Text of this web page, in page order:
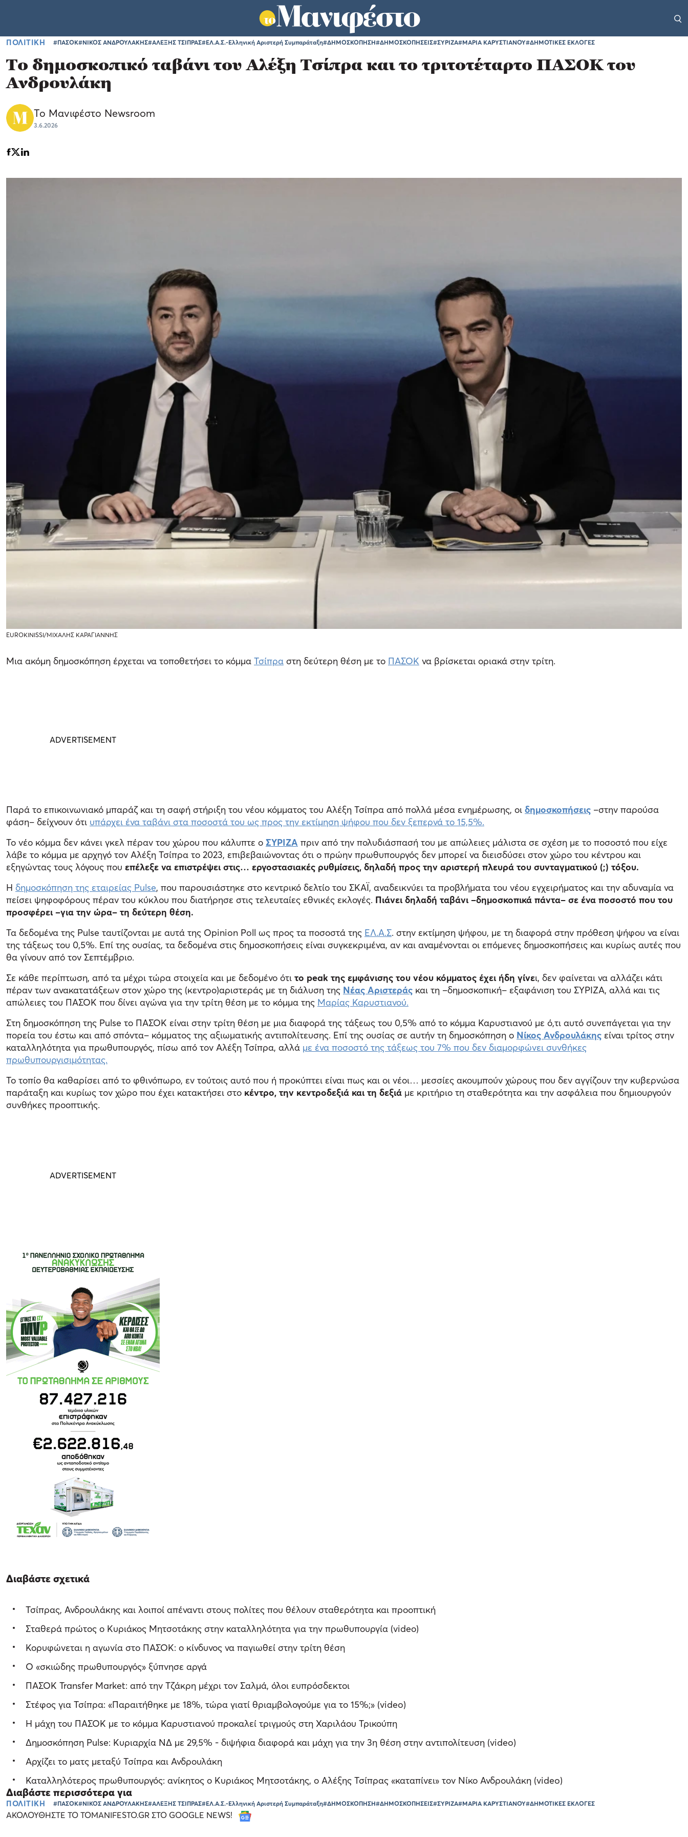
ΠΟΛΙΤΙΚΗ #ΠΑΣΟΚ#ΝΙΚΟΣ ΑΝΔΡΟΥΛΑΚΗΣ#ΑΛΕΞΗΣ ΤΣΙΠΡΑΣ#ΕΛ.Α.Σ.-Ελληνική Αριστερή Συμπαράταξη#ΔΗΜΟΣΚΟΠΗΣΗ#ΔΗΜΟΣΚΟΠΗΣΕΙΣ#ΣΥΡΙΖΑ#ΜΑΡΙΑ ΚΑΡΥΣΤΙΑΝΟΥ#ΔΗΜΟΤΙΚΕΣ ΕΚΛΟΓΕΣ
Το δημοσκοπικό ταβάνι του Αλέξη Τσίπρα και το τριτοτέταρτο ΠΑΣΟΚ του
Ανδρουλάκη
Το Μανιφέστο Newsroom
3.6.2026
EUROKINISSΙ/ΜΙΧΑΛΗΣ ΚΑΡΑΓΙΑΝΝΗΣ
Μια ακόμη δημοσκόπηση έρχεται να τοποθετήσει το κόμμα Τσίπρα στη δεύτερη θέση με το ΠΑΣΟΚ να βρίσκεται οριακά στην τρίτη.
Παρά το επικοινωνιακό μπαράζ και τη σαφή στήριξη του νέου κόμματος του Αλέξη Τσίπρα από πολλά μέσα ενημέρωσης, οι δημοσκοπήσεις –στην παρούσα
φάση– δείχνουν ότι υπάρχει ένα ταβάνι στα ποσοστά του ως προς την εκτίμηση ψήφου που δεν ξεπερνά το 15,5%.
Το νέο κόμμα δεν κάνει γκελ πέραν του χώρου που κάλυπτε ο ΣΥΡΙΖΑ πριν από την πολυδιάσπασή του με απώλειες μάλιστα σε σχέση με το ποσοστό που είχε
λάβε το κόμμα με αρχηγό τον Αλέξη Τσίπρα το 2023, επιβεβαιώνοντας ότι ο πρώην πρωθυπουργός δεν μπορεί να διεισδύσει στον χώρο του κέντρου και
εξηγώντας τους λόγους που επέλεξε να επιστρέψει στις… εργοστασιακές ρυθμίσεις, δηλαδή προς την αριστερή πλευρά του συνταγματικού (;) τόξου.
Η δημοσκόπηση της εταιρείας Pulse, που παρουσιάστηκε στο κεντρικό δελτίο του ΣΚΑΪ, αναδεικνύει τα προβλήματα του νέου εγχειρήματος και την αδυναμία να
πείσει ψηφοφόρους πέραν του κύκλου που διατήρησε στις τελευταίες εθνικές εκλογές. Πιάνει δηλαδή ταβάνι –δημοσκοπικά πάντα– σε ένα ποσοστό που του
προσφέρει –για την ώρα– τη δεύτερη θέση.
Τα δεδομένα της Pulse ταυτίζονται με αυτά της Opinion Poll ως προς τα ποσοστά της ΕΛ.Α.Σ. στην εκτίμηση ψήφου, με τη διαφορά στην πρόθεση ψήφου να είναι
της τάξεως του 0,5%. Επί της ουσίας, τα δεδομένα στις δημοσκοπήσεις είναι συγκεκριμένα, αν και αναμένονται οι επόμενες δημοσκοπήσεις και κυρίως αυτές που
θα γίνουν από τον Σεπτέμβριο.
Σε κάθε περίπτωση, από τα μέχρι τώρα στοιχεία και με δεδομένο ότι το peak της εμφάνισης του νέου κόμματος έχει ήδη γίνει, δεν φαίνεται να αλλάζει κάτι
πέραν των ανακατατάξεων στον χώρο της (κεντρο)αριστεράς με τη διάλυση της Νέας Αριστεράς και τη –δημοσκοπική– εξαφάνιση του ΣΥΡΙΖΑ, αλλά και τις
απώλειες του ΠΑΣΟΚ που δίνει αγώνα για την τρίτη θέση με το κόμμα της Μαρίας Καρυστιανού.
Στη δημοσκόπηση της Pulse το ΠΑΣΟΚ είναι στην τρίτη θέση με μια διαφορά της τάξεως του 0,5% από το κόμμα Καρυστιανού με ό,τι αυτό συνεπάγεται για την
πορεία του έστω και από σπόντα– κόμματος της αξιωματικής αντιπολίτευσης. Επί της ουσίας σε αυτήν τη δημοσκόπηση ο Νίκος Ανδρουλάκης είναι τρίτος στην
καταλληλότητα για πρωθυπουργός, πίσω από τον Αλέξη Τσίπρα, αλλά με ένα ποσοστό της τάξεως του 7% που δεν διαμορφώνει συνθήκες
πρωθυπουργισιμότητας.
Το τοπίο θα καθαρίσει από το φθινόπωρο, εν τούτοις αυτό που ή προκύπτει είναι πως και οι νέοι… μεσσίες ακουμπούν χώρους που δεν αγγίζουν την κυβερνώσα
παράταξη και κυρίως τον χώρο που έχει κατακτήσει στο κέντρο, την κεντροδεξιά και τη δεξιά με κριτήριο τη σταθερότητα και την ασφάλεια που δημιουργούν
συνθήκες προοπτικής.
Διαβάστε σχετικά
Τσίπρας, Ανδρουλάκης και λοιποί απέναντι στους πολίτες που θέλουν σταθερότητα και προοπτική
Σταθερά πρώτος ο Κυριάκος Μητσοτάκης στην καταλληλότητα για την πρωθυπουργία (videο)
Κορυφώνεται η αγωνία στο ΠΑΣΟΚ: ο κίνδυνος να παγιωθεί στην τρίτη θέση
Ο «σκιώδης πρωθυπουργός» ξύπνησε αργά
ΠΑΣΟΚ Transfer Market: από την Τζάκρη μέχρι τον Σαλμά, όλοι ευπρόσδεκτοι
Στέφος για Τσίπρα: «Παραιτήθηκε με 18%, τώρα γιατί θριαμβολογούμε για το 15%;» (video)
Η μάχη του ΠΑΣΟΚ με το κόμμα Καρυστιανού προκαλεί τριγμούς στη Χαριλάου Τρικούπη
Δημοσκόπηση Pulse: Κυριαρχία ΝΔ με 29,5% - διψήφια διαφορά και μάχη για την 3η θέση στην αντιπολίτευση (video)
Αρχίζει το ματς μεταξύ Τσίπρα και Ανδρουλάκη
Καταλληλότερος πρωθυπουργός: ανίκητος ο Κυριάκος Μητσοτάκης, ο Αλέξης Τσίπρας «καταπίνει» τον Νίκο Ανδρουλάκη (video)
Διαβάστε περισσότερα για
ΠΟΛΙΤΙΚΗ #ΠΑΣΟΚ#ΝΙΚΟΣ ΑΝΔΡΟΥΛΑΚΗΣ#ΑΛΕΞΗΣ ΤΣΙΠΡΑΣ#ΕΛ.Α.Σ.-Ελληνική Αριστερή Συμπαράταξη#ΔΗΜΟΣΚΟΠΗΣΗ#ΔΗΜΟΣΚΟΠΗΣΕΙΣ#ΣΥΡΙΖΑ#ΜΑΡΙΑ ΚΑΡΥΣΤΙΑΝΟΥ#ΔΗΜΟΤΙΚΕΣ ΕΚΛΟΓΕΣ
ΑΚΟΛΟΥΘΗΣΤΕ ΤΟ TOMANIFESTO.GR ΣΤΟ GOOGLE NEWS!